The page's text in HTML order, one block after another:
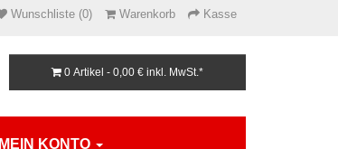
Wunschliste (0) Warenkorb Kasse
0 Artikel - 0,00 € inkl. MwSt.*
MEIN KONTO